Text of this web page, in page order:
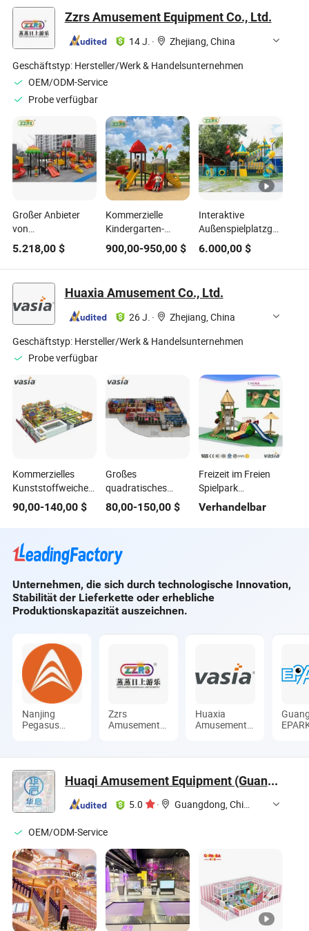
Zzrs Amusement Equipment Co., Ltd.
14 J. ·
Zhejiang, China
Geschäftstyp: Hersteller/Werk & Handelsunternehmen
OEM/ODM-Service
Probe verfügbar
Großer Anbieter
von
Spielplatzgeräten
für Kinder im Freien
mit Rutsche und
Schaukel für große
Parkprojekte
5.218,00 $
Kommerzielle
Kindergarten-
Spielplatzgeräte
Kunststoffrutsche
Kinder Spiel Schule
Freizeitpark mit
Multifunktionalem
Aktivitätszentrum
900,00-950,00$
Interaktive
Außenspielplatzgeräte
für Kinder in Parks
und Vorschulen
6.000,00$
Huaxia Amusement Co., Ltd.
26 J. ·
Zhejiang, China
Geschäftstyp: Hersteller/Werk & Handelsunternehmen
Probe verfügbar
Kommerzielles
Kunststoffweiches
Indoor-Outdoor-
Spielplatz-Sport-
Trampolin-
Equipment für
90,00-140,00 $
Großes
quadratisches
lustiges
Projektionsgerät
Trampolinparks
80,00-150,00$
Freizeit im Freien
Spielpark
Spielplatzgeräte zu
Verhandelbar
Unternehmen, die sich durch technologische Innovation,
Stabilität der Lieferkette oder erhebliche
Produktionskapazität auszeichnen.
Nanjing
Pegasus
Co., Ltd.
Zzrs
Amusement
Huaxia
Amusement
Co.,
Huaqi Amusement Equipment (Guangzhou) Co., Ltd.
5.0 · Guangdong, China
OEM/ODM-Service